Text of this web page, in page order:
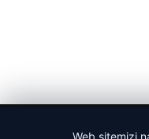
Web sitemizi